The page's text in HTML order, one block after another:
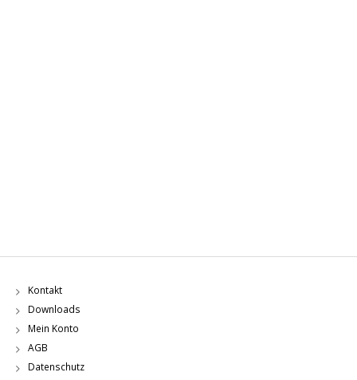
Kontakt
Downloads
Mein Konto
AGB
Datenschutz